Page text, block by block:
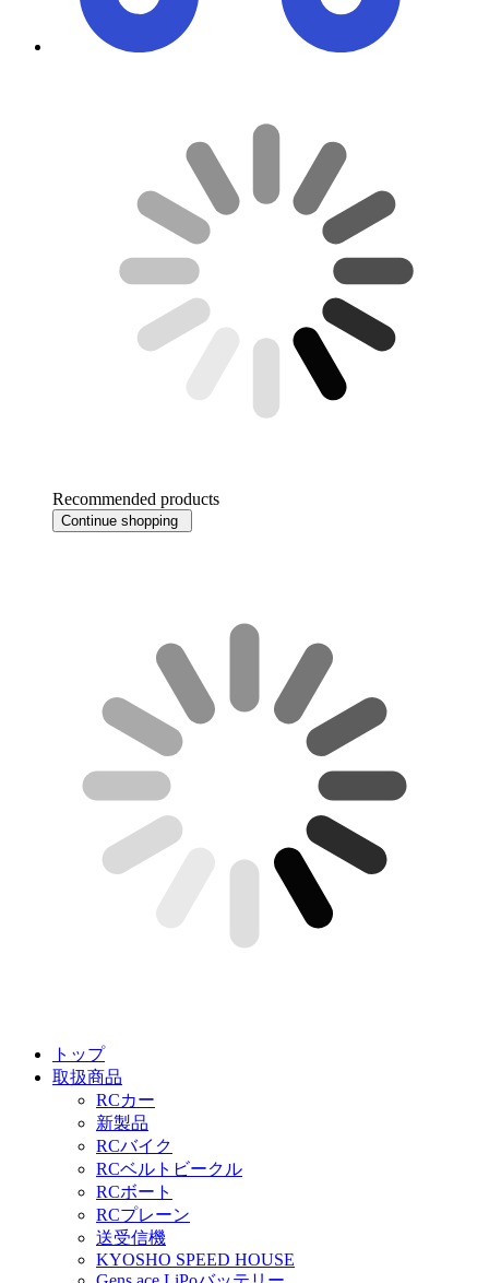
Recommended products
Continue shopping
トップ
取扱商品
RCカー
新製品
RCバイク
RCベルトビークル
RCボート
RCプレーン
送受信機
KYOSHO SPEED HOUSE